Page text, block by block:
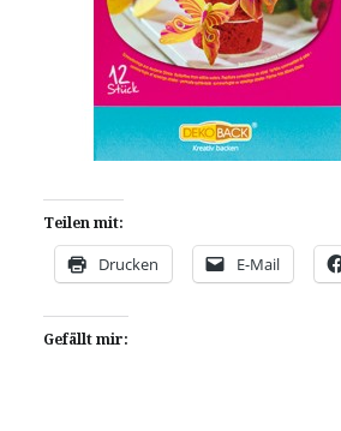
Teilen mit:
Drucken E-Mail
Gefällt mir: